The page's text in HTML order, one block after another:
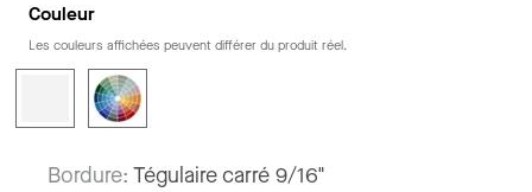
Couleur
Les couleurs affichées peuvent différer du produit réel.
Bordure: Tégulaire carré 9/16"